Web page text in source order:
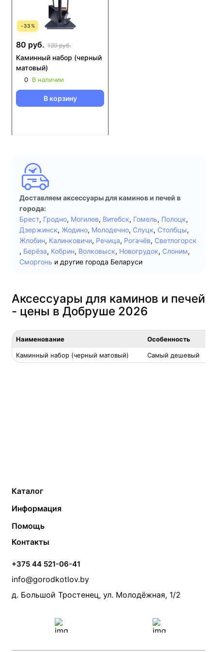
-33%
80 руб. 120 руб.
Каминный набор (черный
матовый)
0 В наличии
В корзину
Доставляем аксессуары для каминов и печей в
города:
Брест, Гродно, Могилев, Витебск, Гомель, Полоцк,
Дзержинск, Жодино, Молодечно, Слуцк, Столбцы,
Жлобин, Калинковичи, Речица, Рогачёв, Светлогорск
, Берёза, Кобрин, Волковыск, Новогрудок, Слоним,
Сморгонь и другие города Беларуси
Аксессуары для каминов и печей
- цены в Добруше 2026
Наименование Особенность
Каминный набор (черный матовый) Самый дешевый
Каталог
Твердотопливные котлы
Электрические котлы
Банные печи
Камины и печи
Теплый пол
Радиаторы
Насосы
Дымоходы
Информация
Контакты
Статьи
Акции
Производители
Помощь
Монтаж систем отопления
Прайс по монтажу систем отопления
Проект систем отопления
Контакты
+375 44 521-06-41
info@gorodkotlov.by
д. Большой Тростенец, ул. Молодёжная, 1/2